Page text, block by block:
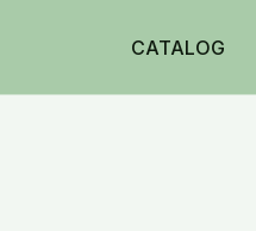
CATALOG